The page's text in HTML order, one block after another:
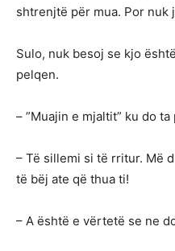
shtrenjtë për mua. Por nuk
Sulo, nuk besoj se kjo
pelqen.
– ”Muajin e mjaltit” ku do ta
– Të sillemi si të rritur. Më
të bëj ate që thua ti!
– A është e vërtetë se ne